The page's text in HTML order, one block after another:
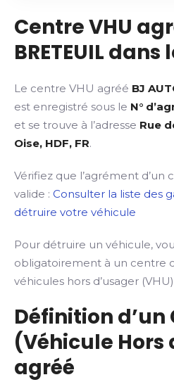
Centre VHU
BRETEUIL dans
Le centre VHU agréé BJ
est enregistré sous le N°
et se trouve à l’adresse Rue
Oise, HDF, FR.
Vérifiez que l’agrément d’un
valide : Consulter la liste des
détruire votre véhicule
Pour détruire un véhicule,
obligatoirement à un centre
véhicules hors d’usager
Définition d’un
(Véhicule Hors
agréé